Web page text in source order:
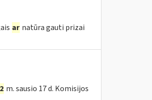
ar natūra gauti prizai
2 m. sausio 17 d. Komisijos